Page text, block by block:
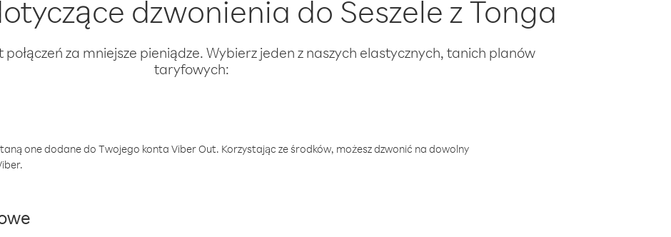
dzwonienia do Seszele z Tonga
za mniejsze pieniądze. Wybierz jeden z naszych elastycznych, tanich planów
taryfowych:
one dodane do Twojego konta Viber Out. Korzystając ze środków, możesz dzwonić na dowolny